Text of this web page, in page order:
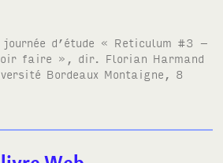
d’étude « Reticulum #3 –
faire » , dir. Florian Harmand
Bordeaux Montaigne, 8